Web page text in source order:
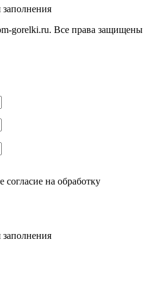
заполнения
gorelki.ru. Все права защищены
на обработку
заполнения